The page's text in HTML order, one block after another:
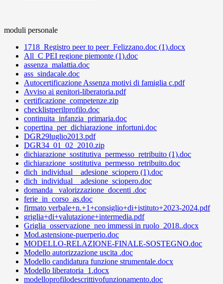
moduli personale
1718_Registro peer to peer_Felizzano.doc (1).docx
All_C PEI regione piemonte (1).doc
assenza_malattia.doc
ass_sindacale.doc
Autocertificazione Assenza motivi di famiglia c.pdf
Avviso ai genitori-liberatoria.pdf
certificazione_competenze.zip
checklistperilprofilo.doc
continuita_infanzia_primaria.doc
copertina_per_dichiarazione_infortuni.doc
DGR29luglio2013.pdf
DGR34_01_02_2010.zip
dichiarazione_sostitutiva_permesso_retribuito (1).doc
dichiarazione_sostitutiva_permesso_retribuito.doc
dich_individual__adesione_sciopero (1).doc
dich_individual__adesione_sciopero.doc
domanda_ valorizzazione_docenti .doc
ferie_in_corso_as.doc
firmato verbale+n.+1+consiglio+di+istituto+2023-2024.pdf
griglia+di+valutazione+intermedia.pdf
Griglia_osservazione_neo immessi in ruolo_2018..docx
Mod.astensione-puerperio.doc
MODELLO-RELAZIONE-FINALE-SOSTEGNO.doc
Modello autorizzazione uscita .doc
Modello candidatura funzione strumentale.docx
Modello liberatoria_1.docx
modelloprofilodescrittivofunzionamento.doc